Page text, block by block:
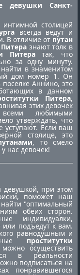
девушки Санкт-
интимной столицей
всегда ведут и
В отличие от путан
знают толк в
Питератак, что
за одну минуту.
в знаменитом
дом номер 1. Он
Аннино, это
в данном
Питера,
этих девочек
любимыми
утверждать, что
уступают. Если ваш
столице, это
, то смело
нас девочек!
девушкой, при этом
поможет наш
"оптимальный
обеих сторон.
индивидуалки,
или подъедут к вам.
равнодушным и
проститутки
осуществить
в реальности
подписаться на
понравившегося